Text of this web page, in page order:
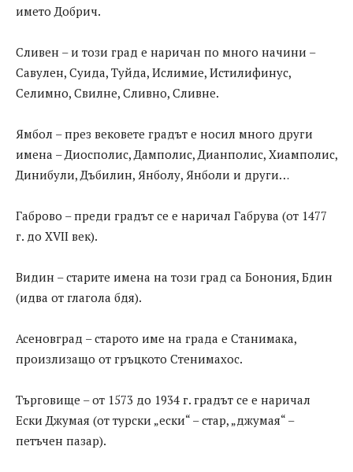
името Добрич.
Сливен – и този град е наричан по многo начини –
Савулен, Суида, Туйда, Ислимие, Истилифинус,
Селимно, Свилне, Сливно, Сливне.
Ямбол – през вековете градът е носил много други
имена – Диосполис, Дамполис, Дианполис, Хиамполис,
Динибули, Дъбилин, Янболу, Янболи и други…
Габрово – преди градът се е наричал Габрува (от 1477
г. до XVII век).
Видин – старите имена на този град са Бонония, Бдин
(идва от глагола бдя).
Асеновград – старото име на града е Станимака,
произлизащо от гръцкото Стенимахос.
Търговище – от 1573 до 1934 г. градът се е наричал
Ески Джумая (от турски „ески“ – стар, „джумая“ –
петъчен пазар).